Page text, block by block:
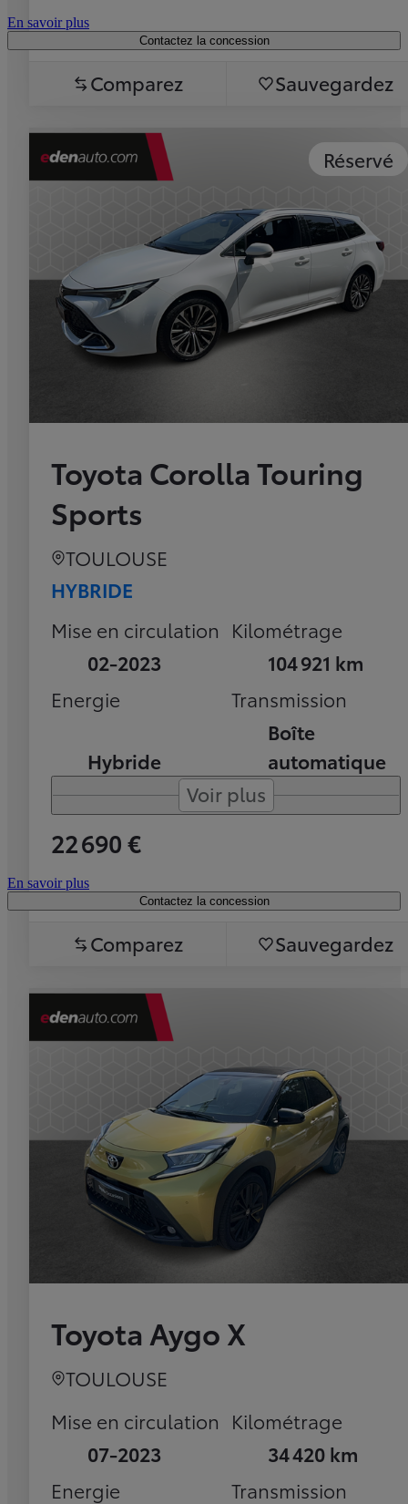
En savoir plus
Contactez la concession
Comparez Sauvegardez
Réservé
Toyota Corolla Touring
Sports
TOULOUSE
HYBRIDE
Mise en circulation
02-2023
Kilométrage
104 921 km
Energie
Hybride
Transmission
Boîte
automatique
Voir plus
22 690 €
En savoir plus
Contactez la concession
Comparez Sauvegardez
Toyota Aygo X
TOULOUSE
Mise en circulation
07-2023
Kilométrage
34 420 km
Energie
Transmission